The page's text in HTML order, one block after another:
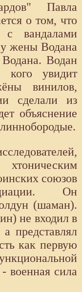
Павла
о том, что
с вандалами
жены Водана
Водан
кого увидит
винилов,
сделали из
объяснение
союзов
Он
(шаман).
не входил в
представлял
как первую
военная сила